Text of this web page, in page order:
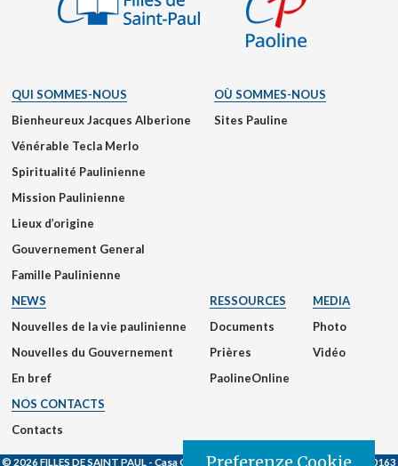
QUI SOMMES-NOUS
Bienheureux Jacques Alberione
Vénérable Tecla Merlo
Spiritualité Paulinienne
Mission Paulinienne
Lieux d’origine
Gouvernement General
Famille Paulinienne
OÙ SOMMES-NOUS
Sites Pauline
NEWS
Nouvelles de la vie paulinienne
Nouvelles du Gouvernement
En bref
RESSOURCES
Documents
Prières
PaolineOnline
MEDIA
Photo
Vidéo
NOS CONTACTS
Contacts
© 2026 FILLES DE SAINT PAUL - Casa Generalizia - Via S. Giovanni Eudes, 25, 00163